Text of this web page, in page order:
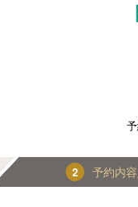
2 予約内